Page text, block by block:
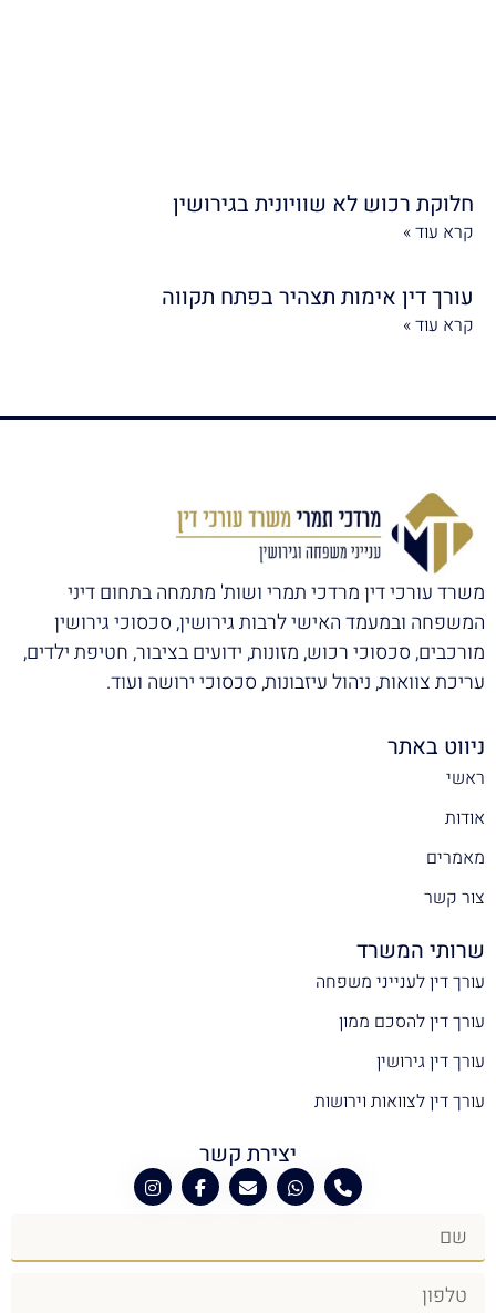
חלוקת רכוש לא שוויונית בגירושין
קרא עוד »
עורך דין אימות תצהיר בפתח תקווה
קרא עוד »
משרד עורכי דין מרדכי תמרי ושות' מתמחה בתחום דיני
המשפחה ובמעמד האישי לרבות גירושין, סכסוכי גירושין
מורכבים, סכסוכי רכוש, מזונות, ידועים בציבור, חטיפת ילדים,
עריכת צוואות, ניהול עיזבונות, סכסוכי ירושה ועוד.
ניווט באתר
ראשי
אודות
מאמרים
צור קשר
שרותי המשרד
עורך דין לענייני משפחה
עורך דין להסכם ממון
עורך דין גירושין
עורך דין לצוואות וירושות
יצירת קשר